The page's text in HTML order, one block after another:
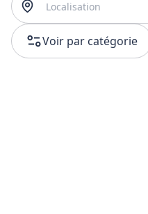
Voir par catégorie